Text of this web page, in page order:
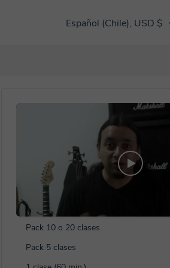
Español (Chile), USD $
Pack 10 o 20 clases
Pack 5 clases